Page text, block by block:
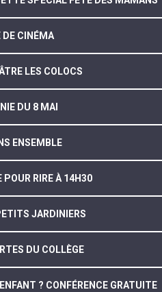
DE CINÉMA
LES COLOCS
DU 8 MAI
ENSEMBLE
RIRE À 14H30
JARDINIERS
DU COLLÈGE
? CONFÉRENCE GRATUITE